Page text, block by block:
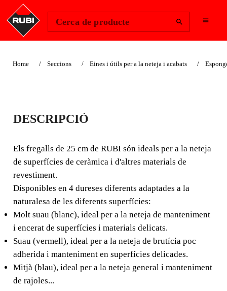
Cerca de producte
Home Seccions Eines i útils per a la neteja i acabats
FREGALLS 25 CM
SUPERPRO
Els fregalls de 25 cm de RUBI són ideals per a la neteja
de superfícies de ceràmica i d'altres materials de
revestiment. Disponibles en 4 dureses diferents adaptades
a la naturalesa de les diferents superfícies.
DESCRIPCIÓ
Els fregalls de 25 cm de RUBI són ideals per a la neteja
de superfícies de ceràmica i d'altres materials de
revestiment.
Disponibles en 4 dureses diferents adaptades a la
naturalesa de les diferents superfícies:
Molt suau (blanc), ideal per a la neteja de manteniment
i encerat de superfícies i materials delicats.
Suau (vermell), ideal per a la neteja de brutícia poc
adherida i manteniment en superfícies delicades.
Mitjà (blau), ideal per a la neteja general i manteniment
de rajoles...